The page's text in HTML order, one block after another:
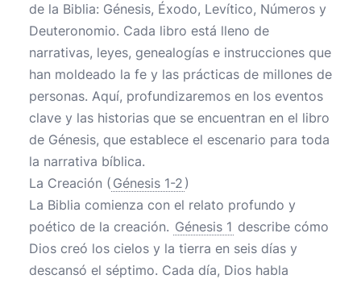
de la Biblia: Génesis, Éxodo, Levítico, Números y
Deuteronomio. Cada libro está lleno de
narrativas, leyes, genealogías e instrucciones que
han moldeado la fe y las prácticas de millones de
personas. Aquí, profundizaremos en los eventos
clave y las historias que se encuentran en el libro
de Génesis, que establece el escenario para toda
la narrativa bíblica.
La Creación ( Génesis 1-2 )
La Biblia comienza con el relato profundo y
poético de la creación. Génesis 1 describe cómo
Dios creó los cielos y la tierra en seis días y
descansó el séptimo. Cada día, Dios habla